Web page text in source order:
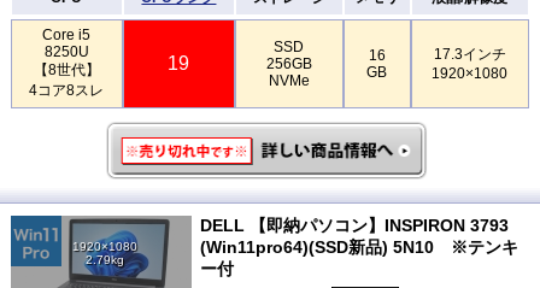
Core i5
8250U
【8世代】
4コア8スレ
19
SSD
256GB
NVMe
16
GB
17.3インチ
1920×1080
1920×1080
2.79kg
DELL 【即納パソコン】INSPIRON 3793
(Win11pro64)(SSD新品) 5N10 ※テンキ
ー付